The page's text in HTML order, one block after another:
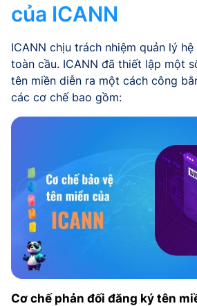
của ICANN
ICANN chịu trách nhiệm quản lý
toàn cầu. ICANN đã thiết lập một
tên miền diễn ra một cách công
các cơ chế bao gồm:
Cơ chế phản đối đăng ký tên